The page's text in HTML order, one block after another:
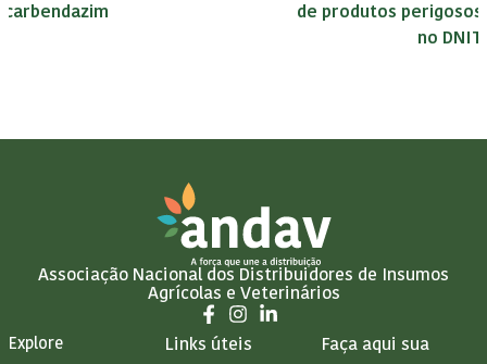
carbendazim
de produtos perigosos
no DNIT
Associação Nacional dos Distribuidores de Insumos
Agrícolas e Veterinários
Explore Links úteis Faça aqui sua